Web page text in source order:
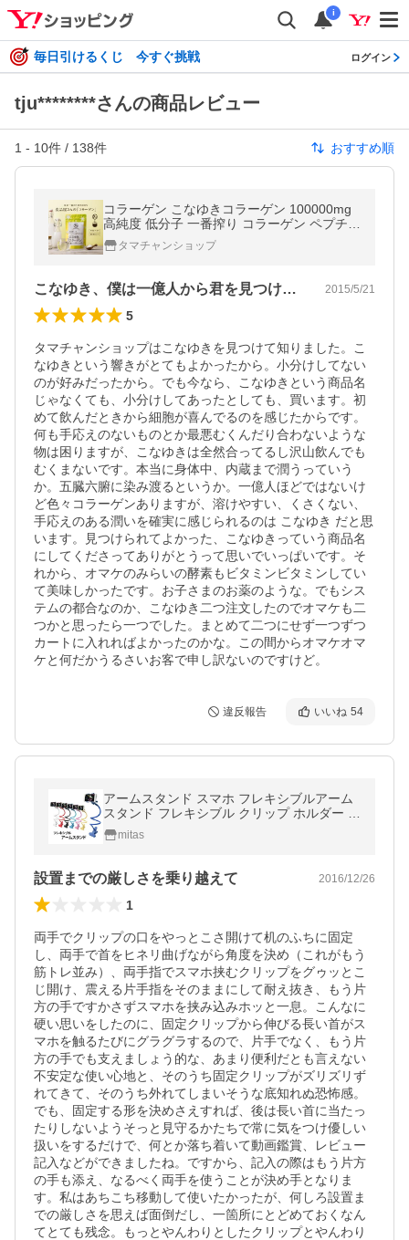
i
毎日引けるくじ 今すぐ挑戦 ログイン
tju********さんの商品レビュー
1 - 10件 / 138件 おすすめ順
コラーゲン こなゆきコラーゲン 100000mg
高純度 低分子 一番搾り コラーゲン ペプチド
パウダー 粉末 国産 サプリ サプリメント 美
容 送料無料
タマチャンショップ
こなゆき、僕は一億人から君を見つけたよ♪ 2015/5/21
5
タマチャンショップはこなゆきを見つけて知りました。こ
なゆきという響きがとてもよかったから。小分けしてない
のが好みだったから。でも今なら、こなゆきという商品名
じゃなくても、小分けしてあったとしても、買います。初
めて飲んだときから細胞が喜んでるのを感じたからです。
何も手応えのないものとか最悪むくんだり合わないような
物は困りますが、こなゆきは全然合ってるし沢山飲んでも
むくまないです。本当に身体中、内蔵まで潤うっていう
か。五臓六腑に染み渡るというか。一億人ほどではないけ
ど色々コラーゲンありますが、溶けやすい、くさくない、
手応えのある潤いを確実に感じられるのは こなゆき だと思
います。見つけられてよかった、こなゆきっていう商品名
にしてくださってありがとうって思いでいっぱいです。そ
れから、オマケのみらいの酵素もビタミンビタミンしてい
て美味しかったです。お子さまのお薬のような。でもシス
テムの都合なのか、こなゆき二つ注文したのでオマケも二
つかと思ったら一つでした。まとめて二つにせず一つずつ
カートに入れればよかったのかな。この間からオマケオマ
ケと何だかうるさいお客で申し訳ないのですけど。
違反報告 いいね 54
アームスタンド スマホ フレキシブルアーム
スタンド フレキシブル クリップ ホルダー ア
イフォン iPhone6s iPhone6 iPhone SE iPho
ne ER-ARMST
mitas
設置までの厳しさを乗り越えて 2016/12/26
1
両手でクリップの口をやっとこさ開けて机のふちに固定
し、両手で首をヒネリ曲げながら角度を決め（これがもう
筋トレ並み）、両手指でスマホ挟むクリップをグゥッとこ
じ開け、震える片手指をそのままにして耐え抜き、もう片
方の手ですかさずスマホを挟み込みホッと一息。こんなに
硬い思いをしたのに、固定クリップから伸びる長い首がス
マホを触るたびにグラグラするので、片手でなく、もう片
方の手でも支えましょう的な、あまり便利だとも言えない
不安定な使い心地と、そのうち固定クリップがズリズリず
れてきて、そのうち外れてしまいそうな底知れぬ恐怖感。
でも、固定する形を決めさえすれば、後は長い首に当たっ
たりしないようそっと見守るかたちで常に気をつけ優しい
扱いをするだけで、何とか落ち着いて動画鑑賞、レビュー
記入などができましたね。ですから、記入の際はもう片方
の手も添え、なるべく両手を使うことが決め手となりま
す。私はあちこち移動して使いたかったが、何しろ設置ま
での厳しさを思えば面倒だし、一箇所にとどめておくなん
てとても残念。もっとやんわりとしたクリップとやんわり